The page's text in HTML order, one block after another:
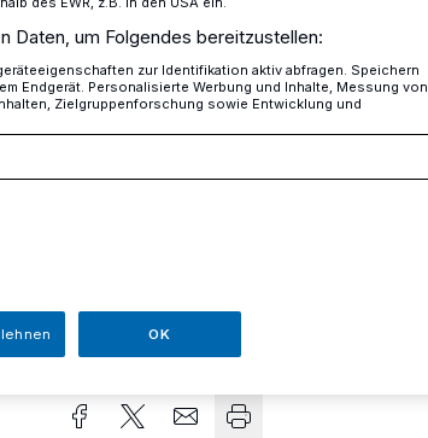
Aktion
Besucher und
Zeit, einen
vom
Daten, um Folgendes bereitzustellen:
zur Identifikation aktiv abfragen. Speichern
Endgerät. Personalisierte Werbung und Inhalte, Messung von
Zielgruppenforschung sowie Entwicklung und
OK